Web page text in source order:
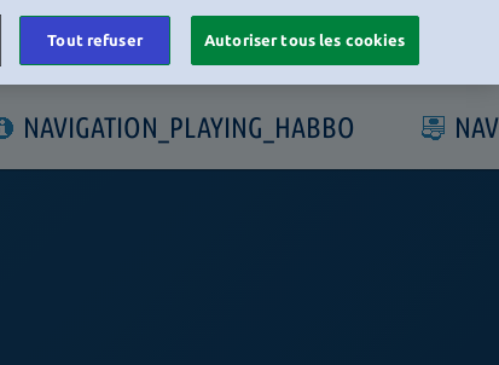
LOGIN
NAVIGATION_PLAYING_HABBO
Tout refuser Autoriser tous les cookies